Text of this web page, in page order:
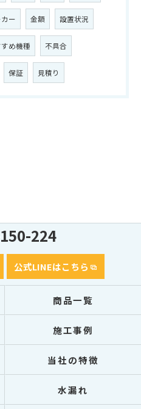
カー 金額 設置状況
め機種 不具合
保証 見積り
224
公式LINEはこちら
商品一覧
施工事例
当社の特徴
水漏れ